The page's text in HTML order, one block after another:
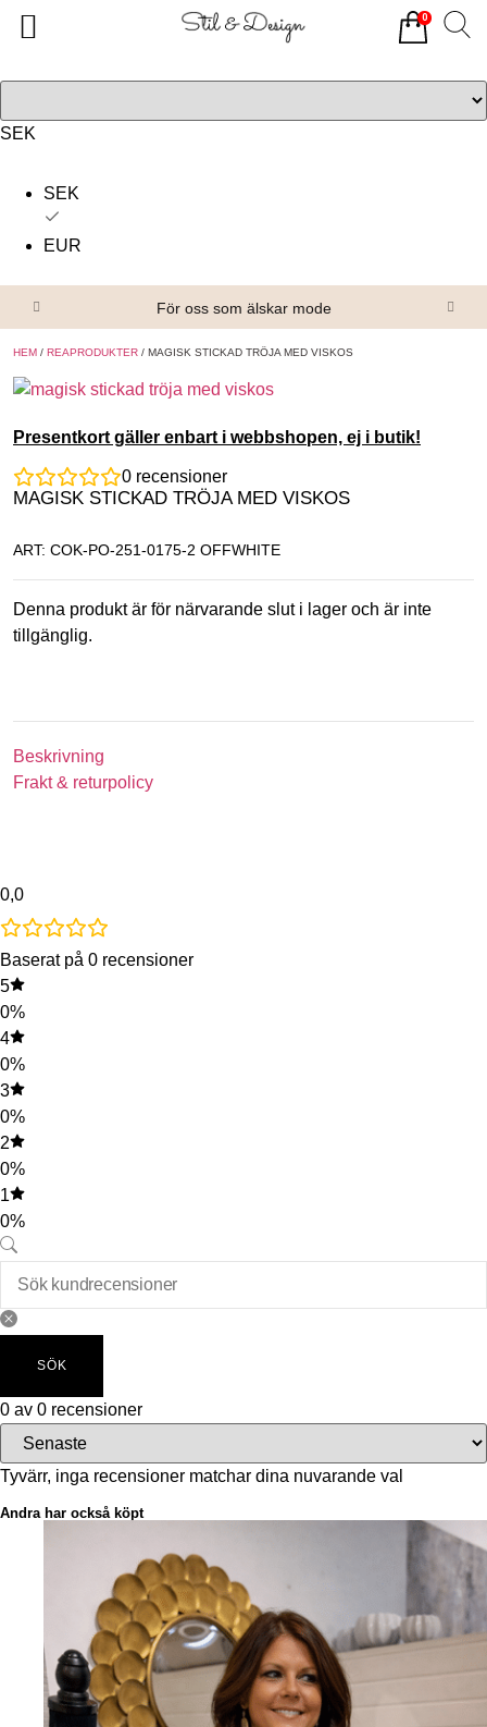
SEK
SEK
EUR
För oss som älskar mode
HEM / REAPRODUKTER / MAGISK STICKAD TRÖJA MED VISKOS
Presentkort gäller enbart i webbshopen, ej i butik!
0 recensioner
MAGISK STICKAD TRÖJA MED VISKOS
ART: COK-PO-251-0175-2 OFFWHITE
Denna produkt är för närvarande slut i lager och är inte
tillgänglig.
Beskrivning
Frakt & returpolicy
0,0
Baserat på 0 recensioner
5
0%
4
0%
3
0%
2
0%
1
0%
SÖK
0 av 0 recensioner
Tyvärr, inga recensioner matchar dina nuvarande val
Andra har också köpt
0
Alla produkter
Om oss